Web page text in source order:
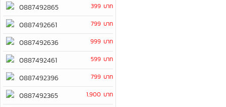
0887492865 399 บาท
0887492661 799 บาท
0887492636 999 บาท
0887492461 599 บาท
0887492396 799 บาท
0887492365 1,900 บาท